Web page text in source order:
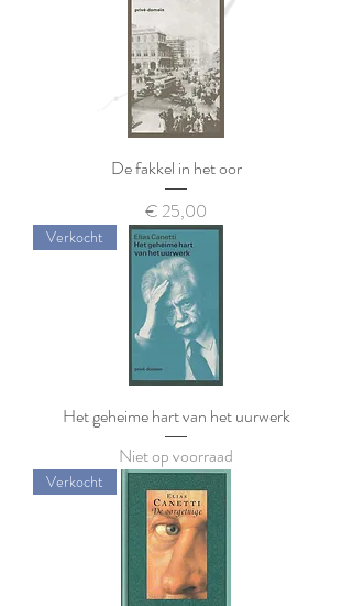
De fakkel in het oor
Prijs
€ 25,00
Verkocht
Het geheime hart van het uurwerk
Niet op voorraad
Verkocht